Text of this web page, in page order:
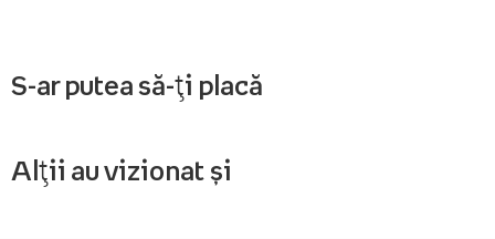
S-ar putea să-ți placă
Alții au vizionat și